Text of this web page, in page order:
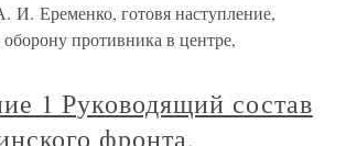
И. Еременко, готовя наступление,
противника в центре,
1 Руководящий состав
фронта,